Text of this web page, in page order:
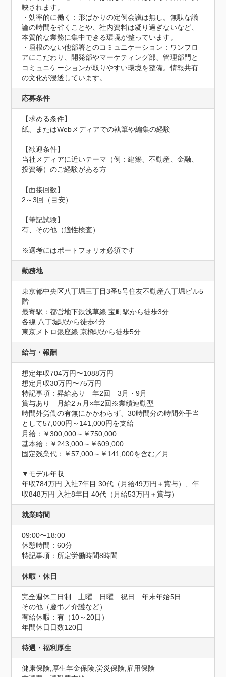
映されます。
・効率的に働く：形ばかりの定例会議は無し。無駄な議
論の時間を省くことや、社内資料は凝り過ぎないなど、
本質的な業務に集中できる環境が整っています。
・垣根のない他部署とのコミュニケーション：ワンフロ
アにこだわり、開発部やマーケティング部、管理部門と
コミュニケーションが取りやすい環境を整備。情報共有
の文化が浸透しています。
応募条件
【求める条件】
紙、またはWebメディアでの執筆や編集の経験
【歓迎条件】
当社メディアに近いテーマ（例：建築、不動産、金融、
投資等）のご経験がある方
【面接回数】
2～3回（目安）
【筆記試験】
有、その他（適性検査）
※選考にはポートフォリオ必須です
勤務地
東京都中央区八丁堀三丁目3番5号住友不動産八丁堀ビル5
階
最寄駅：都営地下鉄浅草線 宝町駅から徒歩3分
各線 八丁堀駅から徒歩4分
東京メトロ銀座線 京橋駅から徒歩5分
給与・報酬
想定年収704万円〜1088万円
想定月収30万円〜75万円
特記事項：昇給あり　年2回　3月・9月
賞与あり　月給2ヵ月×年2回※業績連動型
時間外労働の有無にかかわらず、30時間分の時間外手当
として57,000円～141,000円を支給
月給：￥300,000～￥750,000
基本給：￥243,000～￥609,000
固定残業代：￥57,000～￥141,000を含む／月
▼モデル年収
年収784万円 入社7年目 30代（月給49万円＋賞与）、年
収848万円 入社8年目 40代（月給53万円＋賞与）
就業時間
09:00〜18:00
休憩時間：60分
特記事項：所定労働時間8時間
休暇・休日
完全週休二日制　土曜　日曜　祝日　年末年始5日
その他（慶弔／介護など）
有給休暇：有（10～20日）
年間休日日数120日
待遇・福利厚生
健康保険,厚生年金保険,労災保険,雇用保険